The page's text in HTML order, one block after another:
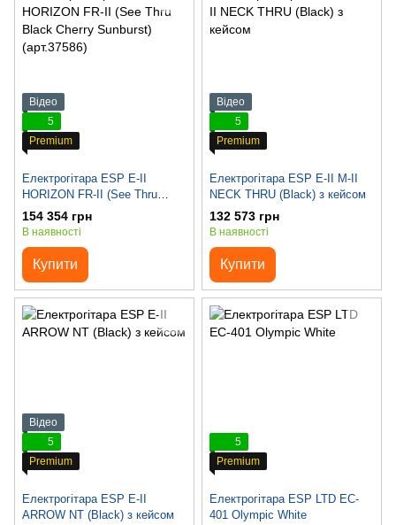
Відео
5
Premium
Електрогітара ESP E-II
HORIZON FR-II (See Thru
Black Cherry Sunburst)
(арт.37586)
154 354 грн
В наявності
Купити
Відео
5
Premium
Електрогітара ESP E-II M-II
NECK THRU (Black) з кейсом
132 573 грн
В наявності
Купити
Відео
5
Premium
Електрогітара ESP E-II
ARROW NT (Black) з кейсом
5
Premium
Електрогітара ESP LTD EC-
401 Olympic White